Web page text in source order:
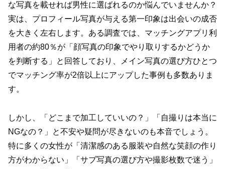
な写真を載せれば男性に選ばれるのか悩んでいませんか？
実は、プロフィール写真が与える第一印象は出会いの成否
を大きく左右します。ある調査では、マッチングアプリ利
用者の約80％が「顔写真の印象でやり取りするかどうか
を判断する」と回答しており、メイン写真の選び方ひとつ
でマッチング率が2倍以上にアップした事例も多数ありま
す。
しかし、「どこまで加工していいの？」「自撮りは本当に
NGなの？」と不安や疑問が尽きないのも本音でしょう。
特に多くの女性が「清潔感のある服装や自然な笑顔の作り
方がわからない」「サブ写真の選び方や撮影枚数で迷う」